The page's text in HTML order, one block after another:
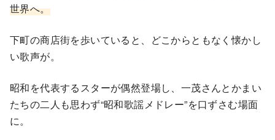
世界へ。
下町の商店街を歩いていると、どこからともなく懐かし
い歌声が。
昭和を代表するスターが偶然登場し、一茂さんとかまい
たちの二人も思わず“昭和歌謡メドレー”を口ずさむ場面
に。